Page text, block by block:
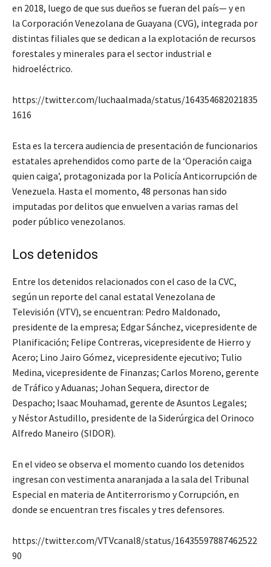
en 2018, luego de que sus dueños se fueran del país— y en
la Corporación Venezolana de Guayana (CVG), integrada por
distintas filiales que se dedican a la explotación de recursos
forestales y minerales para el sector industrial e
hidroeléctrico.
https://twitter.com/luchaalmada/status/164354682021835
1616
Esta es la tercera audiencia de presentación de funcionarios
estatales aprehendidos como parte de la ‘Operación caiga
quien caiga’, protagonizada por la Policía Anticorrupción de
Venezuela. Hasta el momento, 48 personas han sido
imputadas por delitos que envuelven a varias ramas del
poder público venezolanos.
Los detenidos
Entre los detenidos relacionados con el caso de la CVC,
según un reporte del canal estatal Venezolana de
Televisión (VTV), se encuentran: Pedro Maldonado,
presidente de la empresa; Edgar Sánchez, vicepresidente de
Planificación; Felipe Contreras, vicepresidente de Hierro y
Acero; Lino Jairo Gómez, vicepresidente ejecutivo; Tulio
Medina, vicepresidente de Finanzas; Carlos Moreno, gerente
de Tráfico y Aduanas; Johan Sequera, director de
Despacho; Isaac Mouhamad, gerente de Asuntos Legales;
y Néstor Astudillo, presidente de la Siderúrgica del Orinoco
Alfredo Maneiro (SIDOR).
En el video se observa el momento cuando los detenidos
ingresan con vestimenta anaranjada a la sala del Tribunal
Especial en materia de Antiterrorismo y Corrupción, en
donde se encuentran tres fiscales y tres defensores.
https://twitter.com/VTVcanal8/status/16435597887462522
90